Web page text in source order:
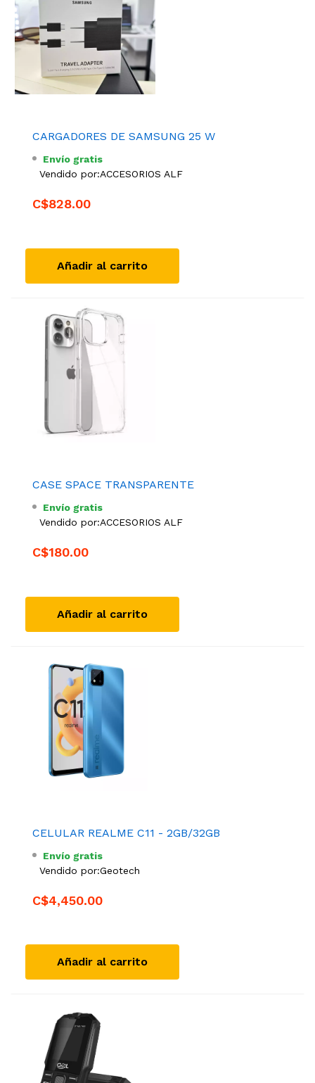
CARGADORES DE SAMSUNG 25 W
Envío gratis
Vendido por:ACCESORIOS ALF
C$828.00
Añadir al carrito
CASE SPACE TRANSPARENTE
Envío gratis
Vendido por:ACCESORIOS ALF
C$180.00
Añadir al carrito
CELULAR REALME C11 - 2GB/32GB
Envío gratis
Vendido por:Geotech
C$4,450.00
Añadir al carrito